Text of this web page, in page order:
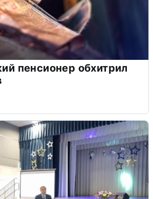
пенсионер обхитрил